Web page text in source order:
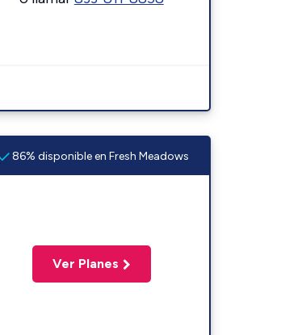
86% disponible en Fresh Meadows
Ver Planes